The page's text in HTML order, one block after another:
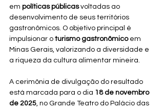
em políticas públicas voltadas ao
desenvolvimento de seus territórios
gastronômicos. O objetivo principal é
impulsionar o turismo gastronômico em
Minas Gerais, valorizando a diversidade e
a riqueza da cultura alimentar mineira.
A cerimônia de divulgação do resultado
está marcada para o dia 18 de novembro
de 2025, no Grande Teatro do Palácio das